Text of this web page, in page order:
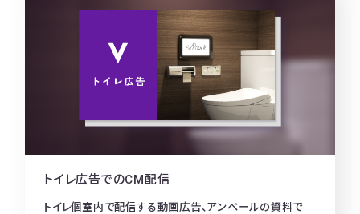
トイレ広告でのCM配信
トイレ個室内で配信する動画広告、アンベールの資料で